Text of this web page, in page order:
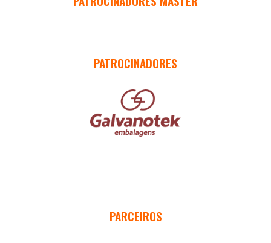
PATROCINADORES
PARCEIROS